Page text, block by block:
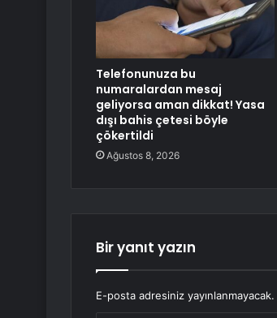
Telefonunuza bu
numaralardan mesaj
geliyorsa aman dikkat! Yasa
dışı bahis çetesi böyle
çökertildi
Ağustos 8, 2026
Bir yanıt yazın
E-posta adresiniz yayınlanmayacak.